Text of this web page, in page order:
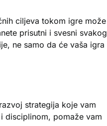
ciljeva tokom igre može
prisutni i svesni svakog
ne samo da će vaša igra
strategija koje vam
disciplinom, pomaže vam